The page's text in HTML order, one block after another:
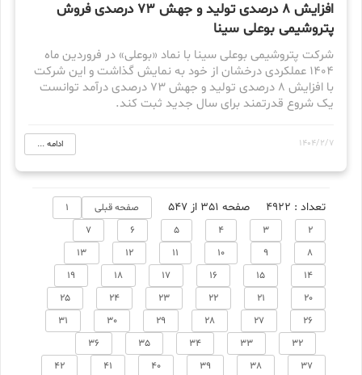
افزایش ۸ درصدی تولید و جهش ۷۳ درصدی فروش
پتروشیمی بوعلی سینا
شرکت پتروشیمی بوعلی سینا با نماد «بوعلی» در فروردین ماه
۱۴۰۴ عملکردی درخشان از خود به نمایش گذاشت و این شرکت
با افزایش ۸ درصدی تولید و جهش ۷۳ درصدی درآمد توانست
یک شروع قدرتمند برای سال جدید ثبت کند.
1404/2/7 ادامه ...
تعداد : 4922 صفحه 351 از 547 صفحه قبلی
1
2
3
4
5
6
7
8
9
10
11
12
13
14
15
16
17
18
19
20
21
22
23
24
25
26
27
28
29
30
31
32
33
34
35
36
37
38
39
40
41
42